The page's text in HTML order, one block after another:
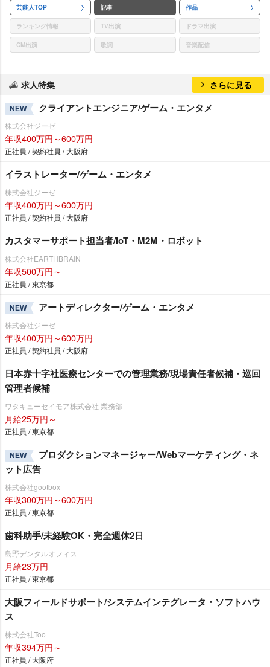
芸能人TOP 記事 作品
ランキング情報 TV出演 ドラマ出演
CM出演 歌詞 音楽配信
求人特集 さらに見る
NEW クライアントエンジニア/ゲーム・エンタメ
株式会社ジーゼ
年収400万円～600万円
正社員 / 契約社員 / 大阪府
イラストレーター/ゲーム・エンタメ
株式会社ジーゼ
年収400万円～600万円
正社員 / 契約社員 / 大阪府
カスタマーサポート担当者/IoT・M2M・ロボット
株式会社EARTHBRAIN
年収500万円～
正社員 / 東京都
NEW アートディレクター/ゲーム・エンタメ
株式会社ジーゼ
年収400万円～600万円
正社員 / 契約社員 / 大阪府
日本赤十字社医療センターでの管理業務/現場責任者候補・巡回
管理者候補
ワタキューセイモア株式会社 業務部
月給25万円～
正社員 / 東京都
NEW
プロダクションマネージャー/Webマーケティング・ネ
ット広告
株式会社gootbox
年収300万円～600万円
正社員 / 東京都
歯科助手/未経験OK・完全週休2日
島野デンタルオフィス
月給23万円
正社員 / 東京都
大阪フィールドサポート/システムインテグレータ・ソフトハウ
ス
株式会社Too
年収394万円～
正社員 / 大阪府